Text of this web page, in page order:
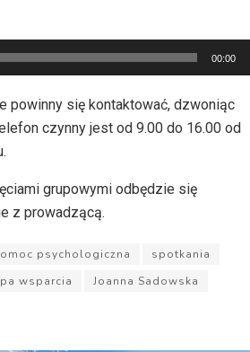
00:00
powinny się kontaktować, dzwoniąc
czynny jest od 9.00 do 16.00 od
grupowymi odbędzie się
z prowadzącą.
psychologiczna
spotkania
wsparcia
Joanna Sadowska